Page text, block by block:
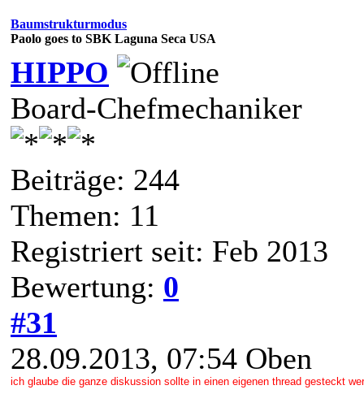
Baumstrukturmodus
Paolo goes to SBK Laguna Seca USA
HIPPO
Board-Chefmechaniker
Beiträge: 244
Themen: 11
Registriert seit: Feb 2013
Bewertung: 0
#31
28.09.2013, 07:54 Oben
ich glaube die ganze diskussion sollte in einen eigenen thread gesteckt